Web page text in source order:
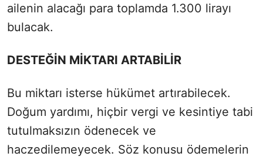
ailenin alacağı para toplamda 1.300 lirayı
bulacak.
DESTEĞİN MİKTARI ARTABİLİR
Bu miktarı isterse hükümet artırabilecek.
Doğum yardımı, hiçbir vergi ve kesintiye tabi
tutulmaksızın ödenecek ve
haczedilemeyecek. Söz konusu ödemelerin